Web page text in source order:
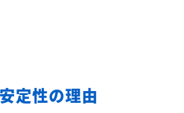
定性の理由